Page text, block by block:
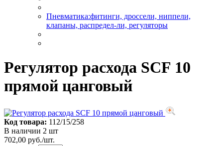
Пневматика:фитинги, дроссели, ниппели,
клапаны, распредел-ли, регуляторы
Регулятор расхода SCF 10
прямой цанговый
Код товара: 112/15/258
В наличии 2 шт
702,00 руб./шт.